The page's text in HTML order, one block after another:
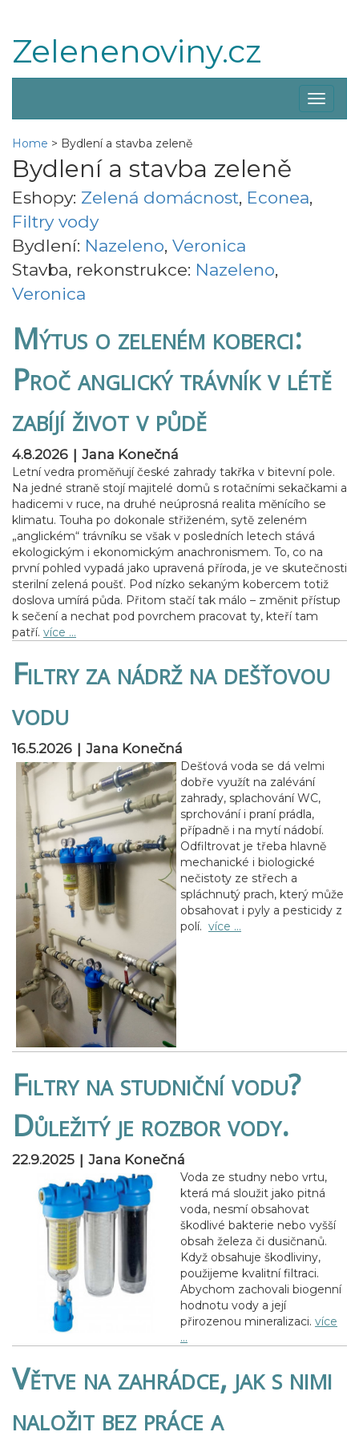
Zelenenoviny.cz
menu
Home > Bydlení a stavba zeleně
Bydlení a stavba zeleně
Eshopy: Zelená domácnost, Econea,
Filtry vody
Bydlení: Nazeleno, Veronica
Stavba, rekonstrukce: Nazeleno,
Veronica
Mýtus o zeleném koberci:
Proč anglický trávník v létě
zabíjí život v půdě
4.8.2026 | Jana Konečná
Letní vedra proměňují české zahrady takřka v bitevní pole.
Na jedné straně stojí majitelé domů s rotačními sekačkami a
hadicemi v ruce, na druhé neúprosná realita měnícího se
klimatu. Touha po dokonale střiženém, sytě zeleném
„anglickém“ trávníku se však v posledních letech stává
ekologickým i ekonomickým anachronismem. To, co na
první pohled vypadá jako upravená příroda, je ve skutečnosti
sterilní zelená poušť. Pod nízko sekaným kobercem totiž
doslova umírá půda. Přitom stačí tak málo – změnit přístup
k sečení a nechat pod povrchem pracovat ty, kteří tam
patří. více …
Filtry za nádrž na dešťovou
vodu
16.5.2026 | Jana Konečná
Dešťová voda se dá velmi
dobře využít na zalévání
zahrady, splachování WC,
sprchování i praní prádla,
případně i na mytí nádobí.
Odfiltrovat je třeba hlavně
mechanické i biologické
nečistoty ze střech a
spláchnutý prach, který může
obsahovat i pyly a pesticidy z
polí. více …
Filtry na studniční vodu?
Důležitý je rozbor vody.
22.9.2025 | Jana Konečná
Voda ze studny nebo vrtu,
která má sloužit jako pitná
voda, nesmí obsahovat
škodlivé bakterie nebo vyšší
obsah železa či dusičnanů.
Když obsahuje škodliviny,
použijeme kvalitní filtraci.
Abychom zachovali biogenní
hodnotu vody a její
přirozenou mineralizaci. více
…
Větve na zahrádce, jak s nimi
naložit bez práce a